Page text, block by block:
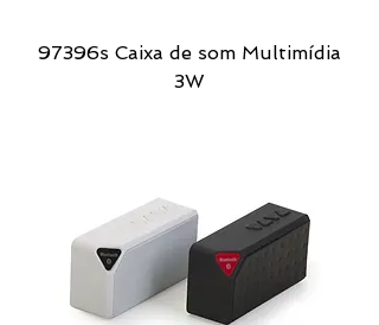
97396s Caixa de som Multimídia
3W